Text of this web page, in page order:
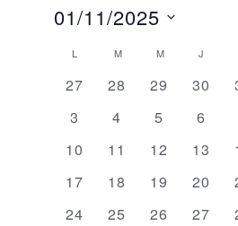
01/11/2025
une
date.
Calendrier
de
Évènements
L MMARDI MMERCREDI
J
0
27
0
28
0
29
0
30
0
3
0
4
0
5
0
6
0
10
0
11
0
12
0
13
0
17
0
18
0
19
0
20
0
24
0
25
0
26
0
27